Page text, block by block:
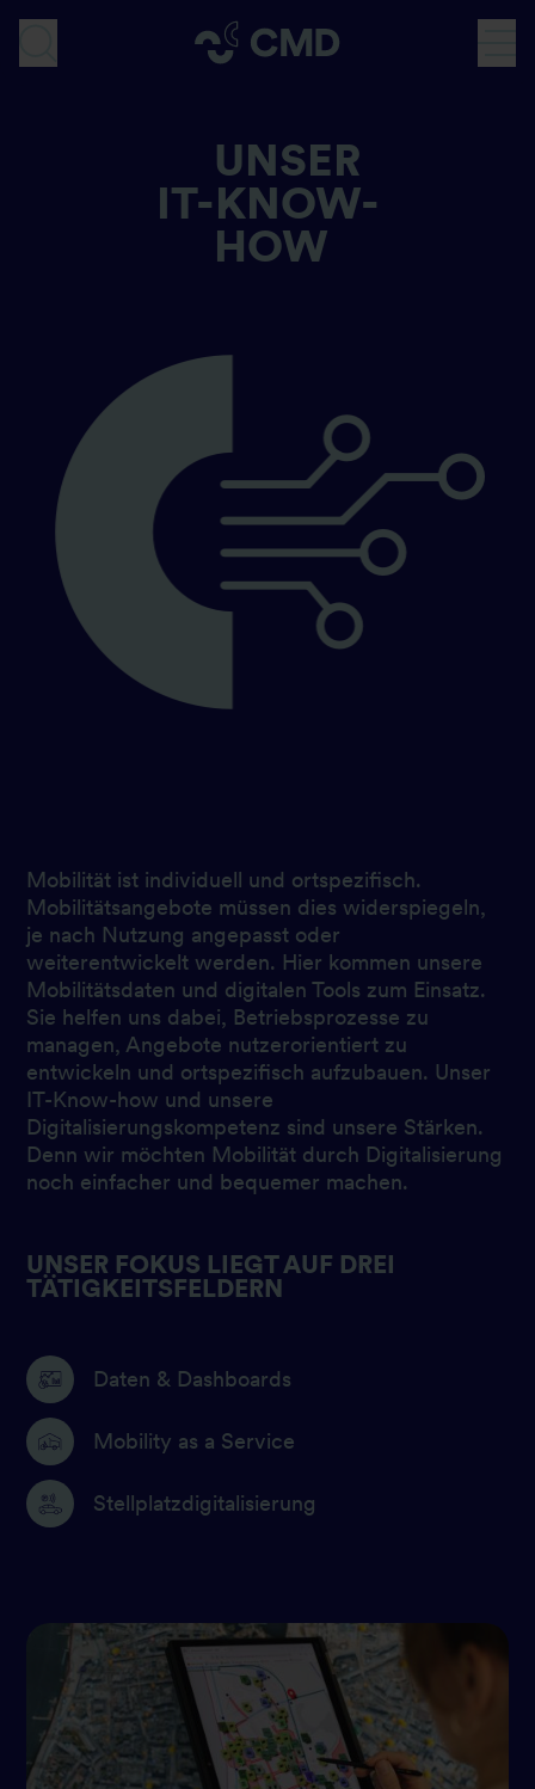
InhaltSUCHE
UNSER
IT-KNOW-
HOW
Mobilität ist individuell und ortspezifisch.
Mobilitätsangebote müssen dies widerspiegeln,
je nach Nutzung angepasst oder
weiterentwickelt werden. Hier kommen unsere
Mobilitätsdaten und digitalen Tools zum Einsatz.
Sie helfen uns dabei, Betriebsprozesse zu
managen, Angebote nutzerorientiert zu
entwickeln und ortspezifisch aufzubauen. Unser
IT-Know-how und unsere
Digitalisierungskompetenz sind unsere Stärken.
Denn wir möchten Mobilität durch Digitalisierung
noch einfacher und bequemer machen.
UNSER FOKUS LIEGT AUF DREI
TÄTIGKEITSFELDERN
Bild Daten & Dashboards
Bild Mobility as a Service
Bild Stellplatzdigitalisierung